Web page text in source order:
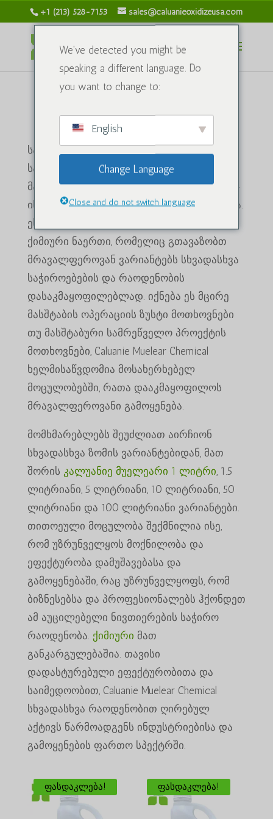
+1 (213) 528-7153 sales@caluanieoxidizeusa.com
ქიმიკატები
სამრეწველო გამოყენებისა და
სპეციალიზებული პროცესების სამყაროში,
მაღალი ხარისხის Caluanie Muelear Chemical-
ის ხელმისაწვდომობა უმნიშვნელოვანესია.
ეს არის მრავალმხრივი და ძლიერი
ქიმიური ნაერთი, რომელიც გთავაზობთ
მრავალფეროვან ვარიანტებს სხვადასხვა
საჭიროებების და რაოდენობის
დასაკმაყოფილებლად. იქნება ეს მცირე
მასშტაბის ოპერაციის ზუსტი მოთხოვნები
თუ მასშტაბური სამრეწველო პროექტის
მოთხოვნები, Caluanie Muelear Chemical
ხელმისაწვდომია მოსახერხებელ
მოცულობებში, რათა დააკმაყოფილოს
მრავალფეროვანი გამოყენება.
მომხმარებლებს შეუძლიათ აირჩიონ
სხვადასხვა ზომის ვარიანტებიდან, მათ
შორის კალუანიე მუელეარი 1 ლიტრი, 1.5
ლიტრიანი, 5 ლიტრიანი, 10 ლიტრიანი, 50
ლიტრიანი და 100 ლიტრიანი ვარიანტები.
თითოეული მოცულობა შექმნილია ისე,
რომ უზრუნველყოს მოქნილობა და
ეფექტურობა დამუშავებასა და
გამოყენებაში, რაც უზრუნველყოფს, რომ
ბიზნესებსა და პროფესიონალებს ჰქონდეთ
ამ აუცილებელი ნივთიერების საჭირო
რაოდენობა. ქიმიური მათ
განკარგულებაშია. თავისი
დადასტურებული ეფექტურობითა და
საიმედოობით, Caluanie Muelear Chemical
სხვადასხვა რაოდენობით ღირებულ
აქტივს წარმოადგენს ინდუსტრიებისა და
გამოყენების ფართო სპექტრში.
ფასდაკლება! ფასდაკლება!
We've detected you might be
speaking a different language. Do
you want to change to:
English
Change Language
Close and do not switch language